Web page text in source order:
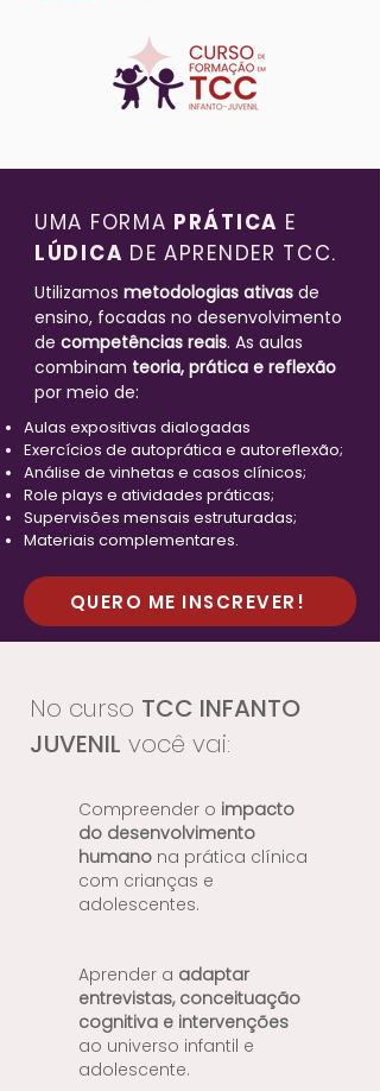
UMA FORMA PRÁTICA E
LÚDICA DE APRENDER TCC.
Utilizamos metodologias ativas de
ensino, focadas no desenvolvimento
de competências reais. As aulas
combinam teoria, prática e reflexão
por meio de:
Aulas expositivas dialogadas
Exercícios de autoprática e autoreflexão;
Análise de vinhetas e casos clínicos;
Role plays e atividades práticas;
Supervisões mensais estruturadas;
Materiais complementares.
QUERO ME INSCREVER!
No curso TCC INFANTO
JUVENIL você vai:
Compreender o impacto
do desenvolvimento
humano na prática clínica
com crianças e
adolescentes. ​
Aprender a adaptar
entrevistas, conceituação
cognitiva e intervenções
ao universo infantil e
adolescente.